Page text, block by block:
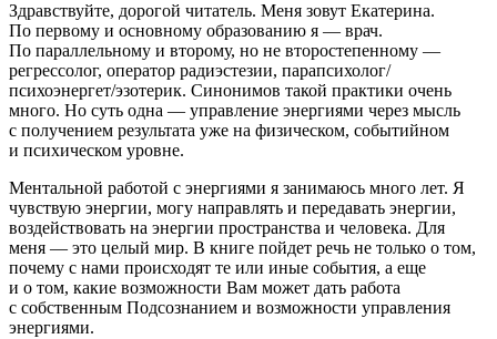
Здравствуйте, дорогой читатель. Меня зовут Екатерина.
По первому и основному образованию я — врач.
По параллельному и второму, но не второстепенному —
регрессолог, оператор радиэстезии, парапсихолог/
психоэнергет/эзотерик. Синонимов такой практики очень
много. Но суть одна — управление энергиями через мысль
с получением результата уже на физическом, событийном
и психическом уровне.
Ментальной работой с энергиями я занимаюсь много лет. Я
чувствую энергии, могу направлять и передавать энергии,
воздействовать на энергии пространства и человека. Для
меня — это целый мир. В книге пойдет речь не только о том,
почему с нами происходят те или иные события, а еще
и о том, какие возможности Вам может дать работа
с собственным Подсознанием и возможности управления
энергиями.